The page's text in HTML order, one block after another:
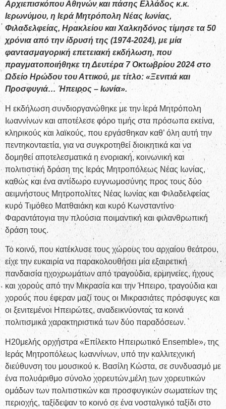
Αρχιεπισκόπου Αθηνών και πάσης Ελλάδος κ.κ.
Ιερωνύμου, η Ιερά Μητρόπολη Νέας Ιωνίας,
Φιλαδελφείας, Ηρακλείου και Χαλκηδόνος τίμησε τα 50
χρόνια από την ίδρυσή της (1974-2024), με μία
φαντασμαγορική επετειακή εκδήλωση, που
πραγματοποιήθηκε τη Δευτέρα 7 Οκτωβρίου 2024 στο
Ωδείο Ηρώδου του Αττικού, με τίτλο: «Ξενιτιά και
Προσφυγιά… Ήπειρος – Ιωνία».
Η εκδήλωση συνδιοργανώθηκε με την Ιερά Μητρόπολη
Ιωαννίνων και αποτέλεσε φόρο τιμής στα πρόσωπα εκείνα,
κληρικούς και λαϊκούς, που εργάσθηκαν καθ’ όλη αυτή την
πεντηκονταετία, για να συγκροτηθεί διοικητικά και να
δομηθεί αποτελεσματικά η ενοριακή, κοινωνική και
πολιτιστική δράση της Ιεράς Μητροπόλεως Νέας Ιωνίας,
καθώς και ένα αντίδωρο ευγνωμοσύνης προς τους δύο
αειμνήστους Μητροπολίτες Νέας Ιωνίας και Φιλαδελφείας
κυρό Τιμόθεο Ματθαιάκη και κυρό Κωνσταντίνο
Φαραντάτογια την πλούσια ποιμαντική και φιλανθρωπική
δράση τους.
Το κοινό, που κατέκλυσε τους χώρους του αρχαίου θεάτρου,
είχε την ευκαιρία να παρακολουθήσει μία εξαιρετική
πανδαισία ηχοχρωμάτων από τραγούδια, ερμηνείες, ήχους
και χορούς από την Μικρασία και την Ήπειρο, τραγούδια και
χορούς που έφεραν μαζί τους οι Μικρασιάτες πρόσφυγες και
οι ξενιτεμένοι Ηπειρώτες, αναδεικνύοντας τα κοινά
πολιτισμικά χαρακτηριστικά των δύο παραδόσεων.
H20μελής ορχήστρα «Επίλεκτο Ηπειρωτικό Ensemble», της
Ιεράς Μητροπόλεως Ιωαννίνων, υπό την καλλιτεχνική
διεύθυνση του μουσικού κ. Βασίλη Κώστα, σε συνδυασμό με
ένα πολυάριθμο σύνολο χορευτών,μέλη των χορευτικών
ομάδων των πολιτιστικών και προσφυγικών σωματείων της
περιοχής, ταξίδεψαν το κοινό σε ένα νοσταλγικό ταξίδι στο